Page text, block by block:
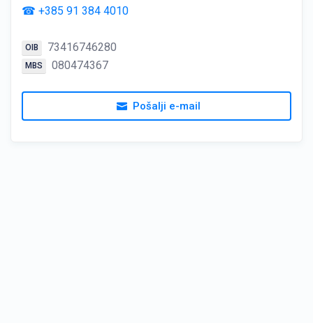
☎ +385 91 384 4010
OIB 73416746280
MBS 080474367
Pošalji e-mail